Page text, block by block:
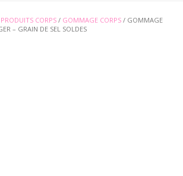
PRODUITS CORPS / GOMMAGE CORPS / GOMMAGE
– GRAIN DE SEL SOLDES